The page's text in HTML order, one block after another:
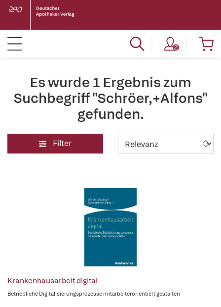
Es wurde 1 Ergebnis zum
Suchbegriff "Schröer,+Alfons"
gefunden.
Filter
Krankenhausarbeit digital
Betriebliche Digitalisierungsprozesse mitarbeiterorientiert gestalten